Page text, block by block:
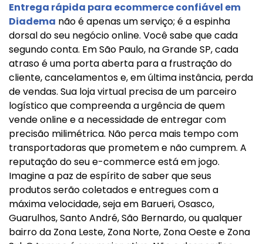
Entrega rápida para ecommerce confiável em
Diadema não é apenas um serviço; é a espinha
dorsal do seu negócio online. Você sabe que cada
segundo conta. Em São Paulo, na Grande SP, cada
atraso é uma porta aberta para a frustração do
cliente, cancelamentos e, em última instância, perda
de vendas. Sua loja virtual precisa de um parceiro
logístico que compreenda a urgência de quem
vende online e a necessidade de entregar com
precisão milimétrica. Não perca mais tempo com
transportadoras que prometem e não cumprem. A
reputação do seu e-commerce está em jogo.
Imagine a paz de espírito de saber que seus
produtos serão coletados e entregues com a
máxima velocidade, seja em Barueri, Osasco,
Guarulhos, Santo André, São Bernardo, ou qualquer
bairro da Zona Leste, Zona Norte, Zona Oeste e Zona